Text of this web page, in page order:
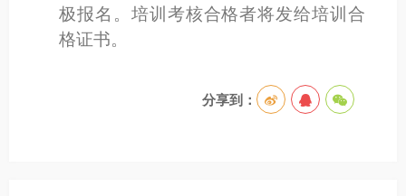
极报名。培训考核合格者将发给培训合
格证书。
分享到：